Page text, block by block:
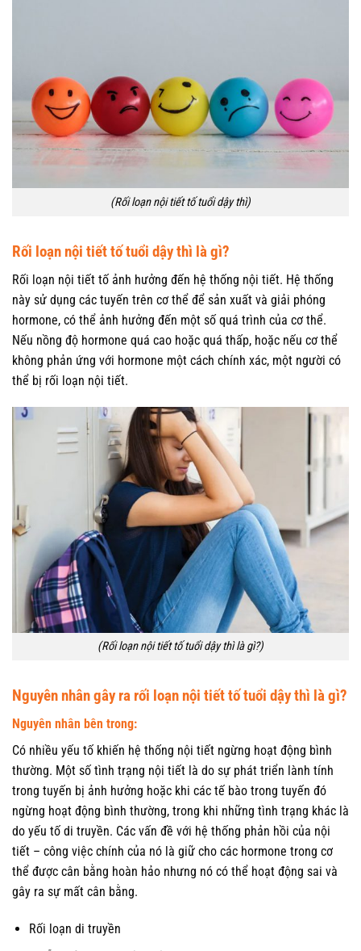
(Rối loạn nội tiết tố tuổi dậy thì)
Rối loạn nội tiết tố tuổi dậy thì là gì?
Rối loạn nội tiết tố ảnh hưởng đến hệ thống nội tiết. Hệ thống
này sử dụng các tuyến trên cơ thể để sản xuất và giải phóng
hormone, có thể ảnh hưởng đến một số quá trình của cơ thể.
Nếu nồng độ hormone quá cao hoặc quá thấp, hoặc nếu cơ thể
không phản ứng với hormone một cách chính xác, một người có
thể bị rối loạn nội tiết.
(Rối loạn nội tiết tố tuổi dậy thì là gì?)
Nguyên nhân gây ra rối loạn nội tiết tố tuổi dậy thì là gì?
Nguyên nhân bên trong:
Có nhiều yếu tố khiến hệ thống nội tiết ngừng hoạt động bình
thường. Một số tình trạng nội tiết là do sự phát triển lành tính
trong tuyến bị ảnh hưởng hoặc khi các tế bào trong tuyến đó
ngừng hoạt động bình thường, trong khi những tình trạng khác là
do yếu tố di truyền. Các vấn đề với hệ thống phản hồi của nội
tiết – công việc chính của nó là giữ cho các hormone trong cơ
thể được cân bằng hoàn hảo nhưng nó có thể hoạt động sai và
gây ra sự mất cân bằng.
Rối loạn di truyền